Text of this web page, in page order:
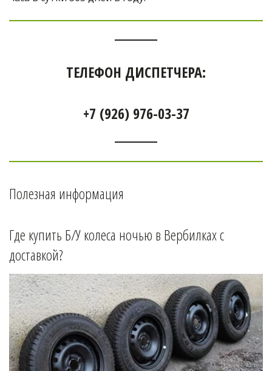
ТЕЛЕФОН ДИСПЕТЧЕРА:
+7 (926) 976-03-37
Полезная информация
Где купить Б/У колеса ночью в Вербилках с
доставкой?